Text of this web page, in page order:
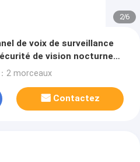
2/6
de voix de surveillance
de vision nocturne
Wifi peut être réalisé
2 morceaux
Contactez